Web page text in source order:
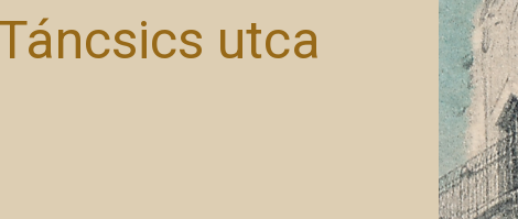
utca